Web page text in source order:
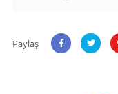
Paylaş